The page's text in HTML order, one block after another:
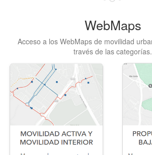
WebMaps
Acceso a los WebMaps de movilidad
través de las categorías.